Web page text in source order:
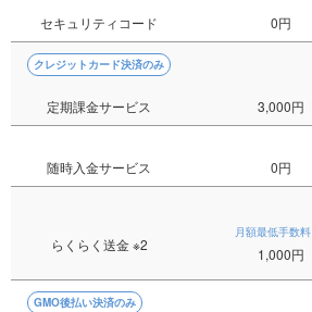
セキュリティコード 0円
クレジットカード決済のみ
定期課金サービス 3,000円
随時入金サービス 0円
らくらく送金※2
月額最低手数料
1,000円
GMO後払い決済のみ